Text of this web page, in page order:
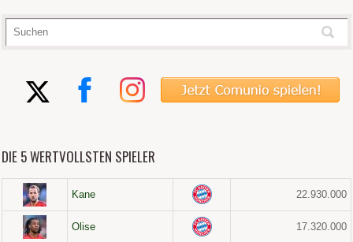
DIE 5 WERTVOLLSTEN SPIELER
Kane 22.930.000
Olise 17.320.000